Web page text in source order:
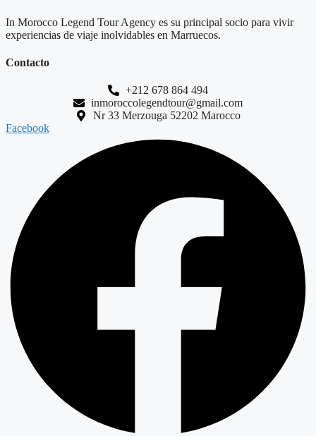
In Morocco Legend Tour Agency es su principal socio para vivir
experiencias de viaje inolvidables en Marruecos.
Contacto
+212 678 864 494
inmoroccolegendtour@gmail.com
Nr 33 Merzouga 52202 Marocco
Facebook